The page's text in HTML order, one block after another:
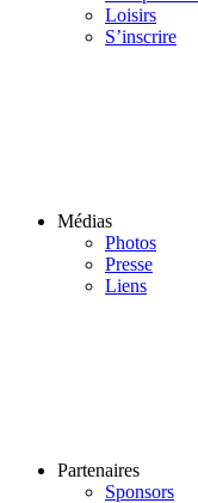
Loisirs
S’inscrire
Médias
Photos
Presse
Liens
Partenaires
Sponsors